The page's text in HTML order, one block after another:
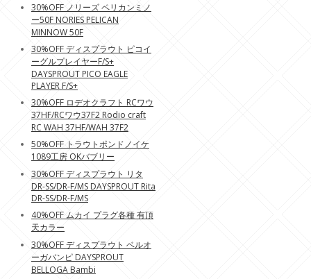
30%OFF ノリーズ ペリカンミノ
ー50F NORIES PELICAN
MINNOW 50F
30%OFF ディスプラウト ピコイ
ーグルプレイヤーF/S+
DAYSPROUT PICO EAGLE
PLAYER F/S+
30%OFF ロデオクラフト RCワウ
37HF/RCワウ37F2 Rodio craft
RC WAH 37HF/WAH 37F2
50%OFF トラウトポンドノイケ
1089工房 OKバブリー
30%OFF ディスプラウト リタ
DR-SS/DR-F/MS DAYSPROUT Rita
DR-SS/DR-F/MS
40%OFF ムカイ プラグ各種 有頂
天カラー
30%OFF ディスプラウト ベルオ
ーガバンピ DAYSPROUT
BELLOGA Bambi